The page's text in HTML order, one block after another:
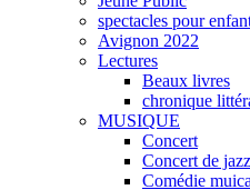
spectacles pour
Avignon 2022
Lectures
Beaux livres
chronique
MUSIQUE
Concert
Concert de jazz
Comédie